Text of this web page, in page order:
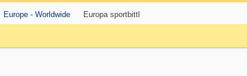
Europe - Worldwide Europa sportbittl